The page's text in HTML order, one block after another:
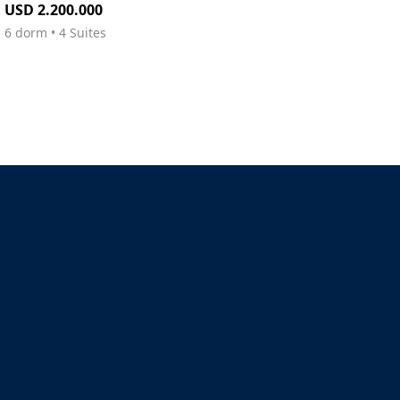
USD 2.200.000
6 dorm • 4 Suites